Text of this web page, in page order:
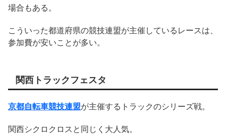
場合もある。
こういった都道府県の競技連盟が主催しているレースは、
参加費が安いことが多い。
関西トラックフェスタ
京都自転車競技連盟が主催するトラックのシリーズ戦。
関西シクロクロスと同じく大人気。